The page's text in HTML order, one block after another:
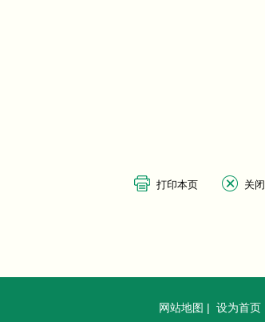
网站地图 | 设为首页